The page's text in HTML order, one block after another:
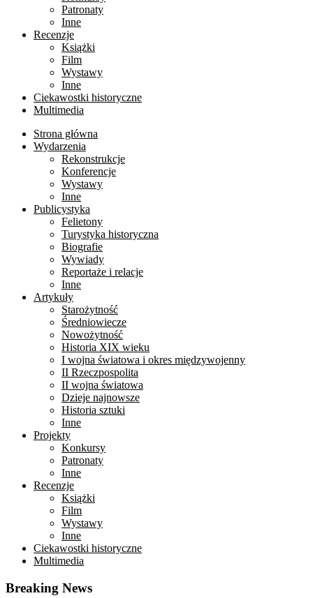
Patronaty
Inne
Recenzje
Książki
Film
Wystawy
Inne
Ciekawostki historyczne
Multimedia
Strona główna
Wydarzenia
Rekonstrukcje
Konferencje
Wystawy
Inne
Publicystyka
Felietony
Turystyka historyczna
Biografie
Wywiady
Reportaże i relacje
Inne
Artykuły
Starożytność
Średniowiecze
Nowożytność
Historia XIX wieku
I wojna światowa i okres międzywojenny
II Rzeczpospolita
II wojna światowa
Dzieje najnowsze
Historia sztuki
Inne
Projekty
Konkursy
Patronaty
Inne
Recenzje
Książki
Film
Wystawy
Inne
Ciekawostki historyczne
Multimedia
Breaking News